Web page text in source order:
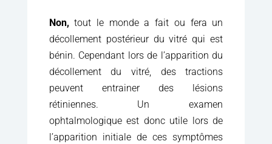
Non, tout le monde a fait ou fera un
décollement postérieur du vitré qui est
bénin. Cependant lors de l’apparition du
décollement du vitré, des tractions
peuvent entrainer des lésions
rétiniennes. Un examen
ophtalmologique est donc utile lors de
l’apparition initiale de ces symptômes